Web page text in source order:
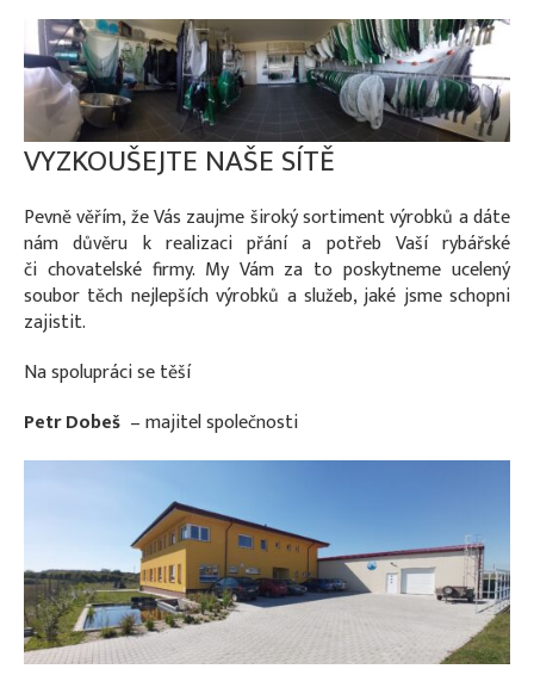
VYZKOUŠEJTE NAŠE SÍTĚ
Pevně věřím, že Vás zaujme široký sortiment výrobků a dáte
nám důvěru k realizaci přání a potřeb Vaší rybářské
či chovatelské firmy. My Vám za to poskytneme ucelený
soubor těch nejlepších výrobků a služeb, jaké jsme schopni
zajistit.
Na spolupráci se těší
Petr Dobeš – majitel společnosti